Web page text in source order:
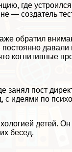
где
— создатель
обратил
когнитивные
пост
идеями по
детей. Он
бесед.